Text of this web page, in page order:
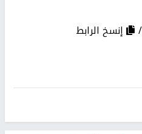
إنسخ الرابط